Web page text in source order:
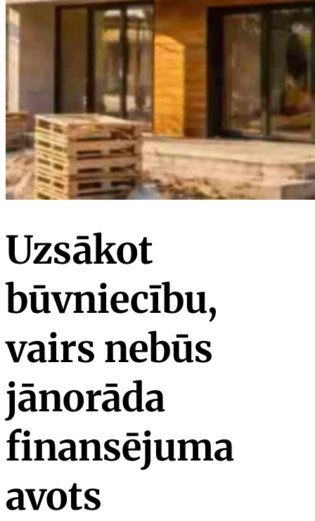
Uzsākot
būvniecību,
vairs nebūs
jānorāda
finansējuma
avots